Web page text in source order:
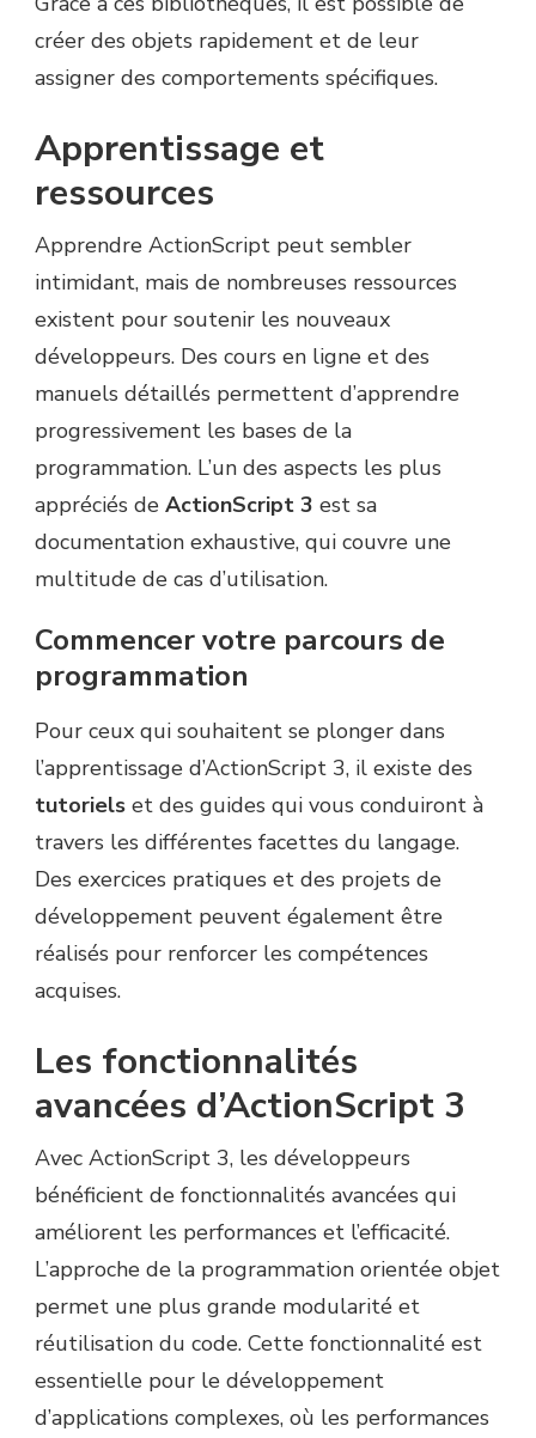
créer des objets rapidement et de leur
assigner des comportements spécifiques.
Apprentissage et
ressources
Apprendre ActionScript peut sembler
intimidant, mais de nombreuses ressources
existent pour soutenir les nouveaux
développeurs. Des cours en ligne et des
manuels détaillés permettent d’apprendre
progressivement les bases de la
programmation. L’un des aspects les plus
appréciés de ActionScript 3 est sa
documentation exhaustive, qui couvre une
multitude de cas d’utilisation.
Commencer votre parcours de
programmation
Pour ceux qui souhaitent se plonger dans
l’apprentissage d’ActionScript 3, il existe des
tutoriels et des guides qui vous conduiront à
travers les différentes facettes du langage.
Des exercices pratiques et des projets de
développement peuvent également être
réalisés pour renforcer les compétences
acquises.
Les fonctionnalités
avancées d’ActionScript 3
Avec ActionScript 3, les développeurs
bénéficient de fonctionnalités avancées qui
améliorent les performances et l’efficacité.
L’approche de la programmation orientée objet
permet une plus grande modularité et
réutilisation du code. Cette fonctionnalité est
essentielle pour le développement
d’applications complexes, où les performances